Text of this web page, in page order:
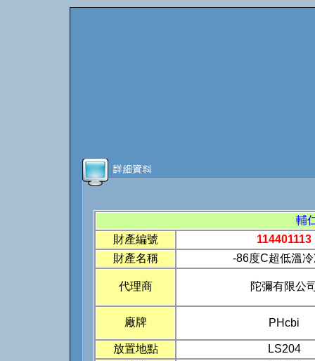
輔
財產編號
114401113
財產名稱
-86度C超低溫
代理商 陀彌有限公
廠牌 PHcbi
放置地點
LS204